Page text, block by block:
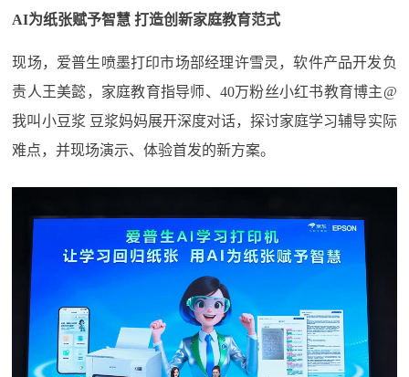
AI为纸张赋予智慧 打造创新家庭教育范式
现场，爱普生喷墨打印市场部经理许雪灵，软件产品开发负
责人王美懿，家庭教育指导师、40万粉丝小红书教育博主@
我叫小豆浆 豆浆妈妈展开深度对话，探讨家庭学习辅导实际
难点，并现场演示、体验首发的新方案。